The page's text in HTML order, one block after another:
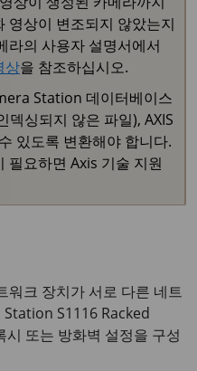
영상이 변조되지 않았는지
라의 사용자 설명서에서
상을 참조하십시오.
Station 데이터베이스
덱싱되지 않은 파일), AXIS
있도록 변환해야 합니다.
필요하면 Axis 기술 지원
워크 장치가 서로 다른 네트
Station S1116 Racked
시 또는 방화벽 설정을 구성